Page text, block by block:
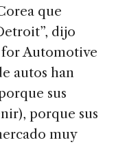
que
dijo
Automotive
autos han
sus
porque sus
muy